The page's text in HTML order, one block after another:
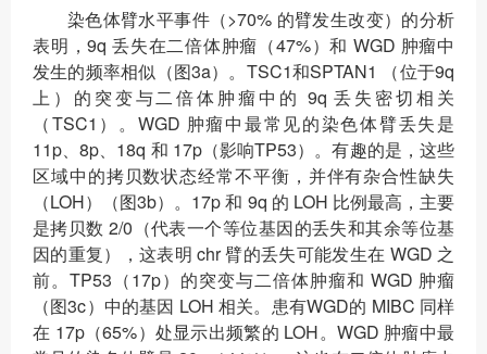
染色体臂水平事件（>70% 的臂发生改变）的分析
表明，9q 丢失在二倍体肿瘤（47%）和 WGD 肿瘤中
发生的频率相似（图3a）。TSC1和SPTAN1 （位于9q
上）的突变与二倍体肿瘤中的 9q 丢失密切相关
（TSC1）。WGD 肿瘤中最常见的染色体臂丢失是
11p、8p、18q 和 17p（影响TP53）。有趣的是，这些
区域中的拷贝数状态经常不平衡，并伴有杂合性缺失
（LOH）（图3b）。17p 和 9q 的 LOH 比例最高，主要
是拷贝数 2/0（代表一个等位基因的丢失和其余等位基
因的重复），这表明 chr 臂的丢失可能发生在 WGD 之
前。TP53（17p）的突变与二倍体肿瘤和 WGD 肿瘤
（图3c）中的基因 LOH 相关。患有WGD的 MIBC 同样
在 17p（65%）处显示出频繁的 LOH。WGD 肿瘤中最